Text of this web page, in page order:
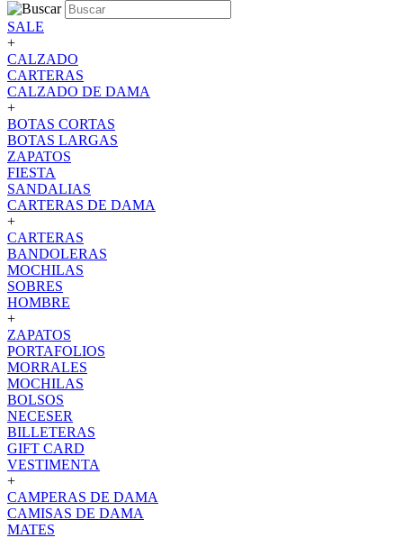
SALE
+
CALZADO
CARTERAS
CALZADO DE DAMA
+
BOTAS CORTAS
BOTAS LARGAS
ZAPATOS
FIESTA
SANDALIAS
CARTERAS DE DAMA
+
CARTERAS
BANDOLERAS
MOCHILAS
SOBRES
HOMBRE
+
ZAPATOS
PORTAFOLIOS
MORRALES
MOCHILAS
BOLSOS
NECESER
BILLETERAS
GIFT CARD
VESTIMENTA
+
CAMPERAS DE DAMA
CAMISAS DE DAMA
MATES